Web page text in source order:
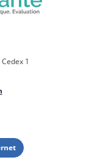
1